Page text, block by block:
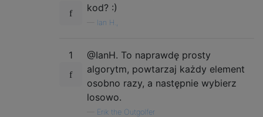
kod? :)
Ian H.,
1
@IanH. To naprawdę prosty
algorytm, powtarzaj każdy element
osobno razy, a następnie wybierz
losowo.
Erik the Outgolfer